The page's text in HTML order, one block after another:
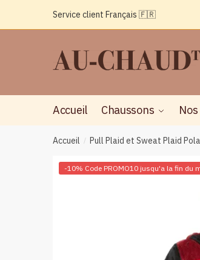
Service client Français 🇫🇷
Accueil Chaussons
Accueil / Pull Plaid et Sweat Plaid
-10% Code PROMO10 jusqu'a la fin du